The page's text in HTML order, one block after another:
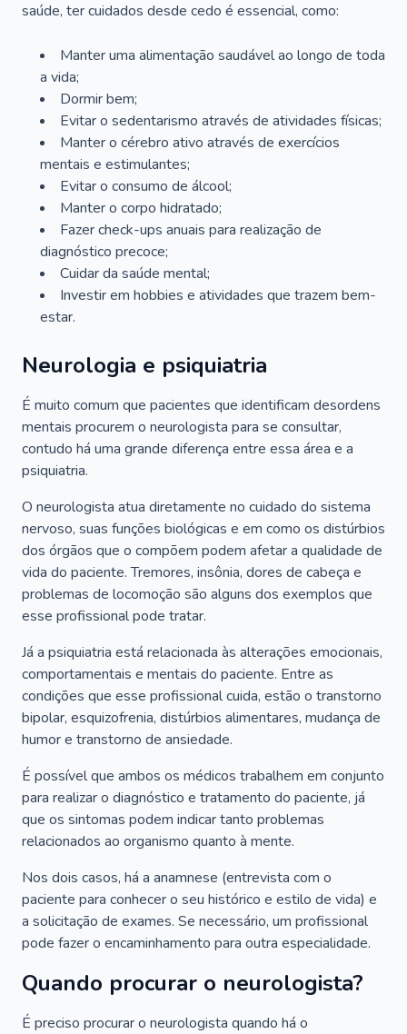
saúde, ter cuidados desde cedo é essencial, como:
Manter uma alimentação saudável ao longo de toda
a vida;
Dormir bem;
Evitar o sedentarismo através de atividades físicas;
Manter o cérebro ativo através de exercícios
mentais e estimulantes;
Evitar o consumo de álcool;
Manter o corpo hidratado;
Fazer check-ups anuais para realização de
diagnóstico precoce;
Cuidar da saúde mental;
Investir em hobbies e atividades que trazem bem-
estar.
Neurologia e psiquiatria
É muito comum que pacientes que identificam desordens
mentais procurem o neurologista para se consultar,
contudo há uma grande diferença entre essa área e a
psiquiatria.
O neurologista atua diretamente no cuidado do sistema
nervoso, suas funções biológicas e em como os distúrbios
dos órgãos que o compõem podem afetar a qualidade de
vida do paciente. Tremores, insônia, dores de cabeça e
problemas de locomoção são alguns dos exemplos que
esse profissional pode tratar.
Já a psiquiatria está relacionada às alterações emocionais,
comportamentais e mentais do paciente. Entre as
condições que esse profissional cuida, estão o transtorno
bipolar, esquizofrenia, distúrbios alimentares, mudança de
humor e transtorno de ansiedade.
É possível que ambos os médicos trabalhem em conjunto
para realizar o diagnóstico e tratamento do paciente, já
que os sintomas podem indicar tanto problemas
relacionados ao organismo quanto à mente.
Nos dois casos, há a anamnese (entrevista com o
paciente para conhecer o seu histórico e estilo de vida) e
a solicitação de exames. Se necessário, um profissional
pode fazer o encaminhamento para outra especialidade.
Quando procurar o neurologista?
É preciso procurar o neurologista quando há o